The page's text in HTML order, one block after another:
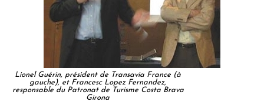
Lionel Guérin, président de Transavia France (à
gauche), et Francesc Lopez Fernandez,
responsable du Patronat de Turisme Costa Brava
Girona